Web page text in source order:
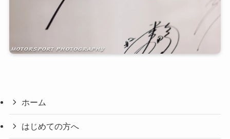
ホーム
はじめての方へ